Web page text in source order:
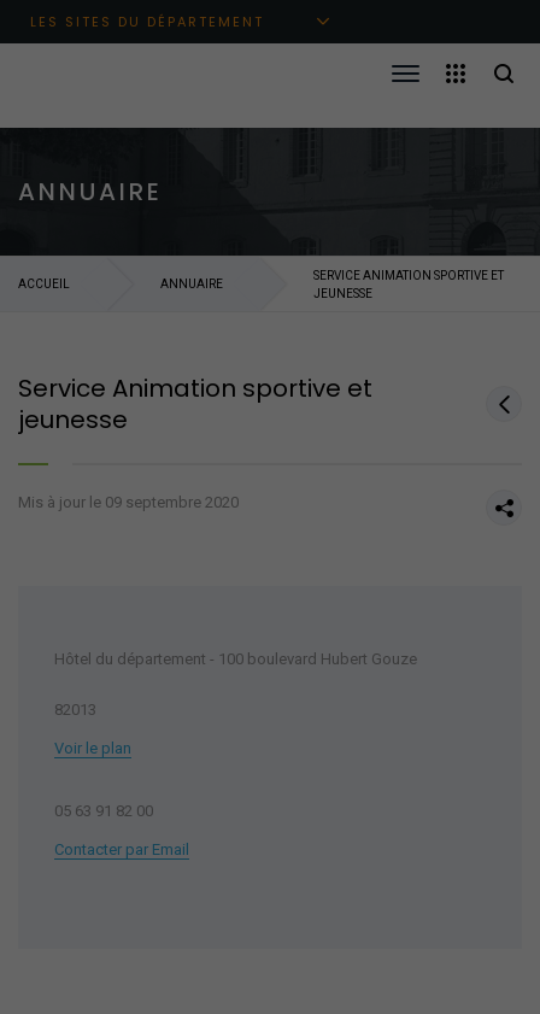
Aller au menu principal
Aller au contenu
Aller à la recherche
LES SITES DU DÉPARTEMENT
ANNUAIRE
ACCUEIL ANNUAIRE
SERVICE ANIMATION SPORTIVE ET
JEUNESSE
Service Animation sportive et
jeunesse
Mis à jour le 09 septembre 2020
Hôtel du département - 100 boulevard Hubert Gouze
82013
Voir le plan
05 63 91 82 00
Contacter par Email